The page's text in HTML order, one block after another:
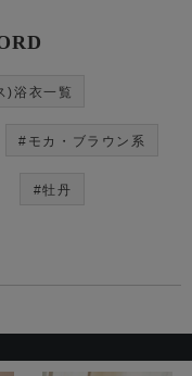
)浴衣一覧
#モカ・ブラウン系
#牡丹